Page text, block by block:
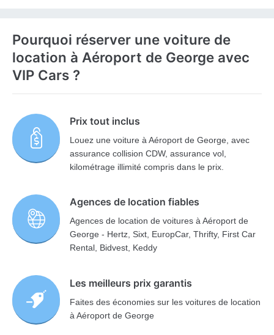
Pourquoi réserver une voiture de
location à Aéroport de George avec
VIP Cars ?
Prix tout inclus
Louez une voiture à Aéroport de George, avec
assurance collision CDW, assurance vol,
kilométrage illimité compris dans le prix.
Agences de location fiables
Agences de location de voitures à Aéroport de
George - Hertz, Sixt, EuropCar, Thrifty, First Car
Rental, Bidvest, Keddy
Les meilleurs prix garantis
Faites des économies sur les voitures de location
à Aéroport de George